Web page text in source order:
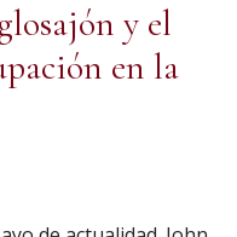
y el
en la